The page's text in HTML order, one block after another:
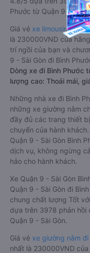
Phước từ Quận 9 - Sài
Giá vé xe limousine đi
là 230000VND của
trí ngồi của bạn và
9 - Sài Gòn đi Bình
Dòng xe đi Bình Phước
lượng cao: Thoải mái,
Những nhà xe đi Bình
những xe giường nằm
đầy đủ các trang thiết
chuyển của hành
Quận 9 - Sài Gòn Bình
dịch vụ, không ngừng
hảo cho hành khách.
Xe Quận 9 - Sài Gòn
Quận 9 - Sài Gòn đi
chung chất lượng Tốt
dựa trên 3978 phản hồi
Quận 9 - Sài Gòn.
Giá vé xe giường nằm
nhất là 230000VND